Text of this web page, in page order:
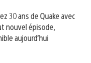
30 ans de Quake avec
nouvel épisode,
aujourd’hui